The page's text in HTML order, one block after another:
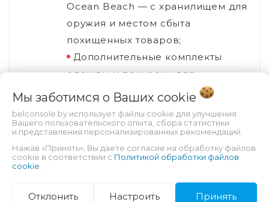
Ocean Beach — с хранилищем для
оружия и местом сбыта
похищенных товаров;
Дополнительные комплекты
одежды и прически для
Джейсона и Люсии;
вдохновленная тропической
оригинальной Vice City.
Особенности игры:
Мы заботимся о Ваших cookie
belconsole.by использует файлы cookie для улучшения
Вашего пользовательского опыта, сбора статистики
и представления персонализированных рекомендаций.
Нажав «Принять», Вы даете согласие на обработку файлов
cookie в соответствии с Политикой обработки файлов
cookie
Отклонить Настроить Принять